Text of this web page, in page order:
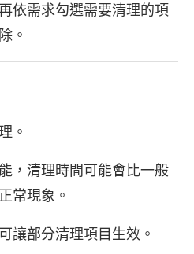
依需求勾選需要清理的項
。
。
，清理時間可能會比一般
常現象。
讓部分清理項目生效。